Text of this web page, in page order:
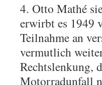
4. Otto Mathé
erwirbt es 1949
Teilnahme an
vermutlich
Rechtslenkung,
Motorradunfall